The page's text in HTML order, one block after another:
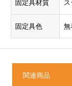
固定具材質
固定具色 無
関連商品